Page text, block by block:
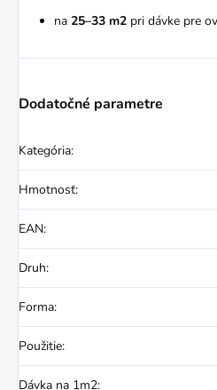
na 25–33 m2 pri dávke pre
Dodatočné parametre
Kategória:
Hmotnosť:
EAN:
Druh:
Forma:
Použitie:
Dávka na 1m2: